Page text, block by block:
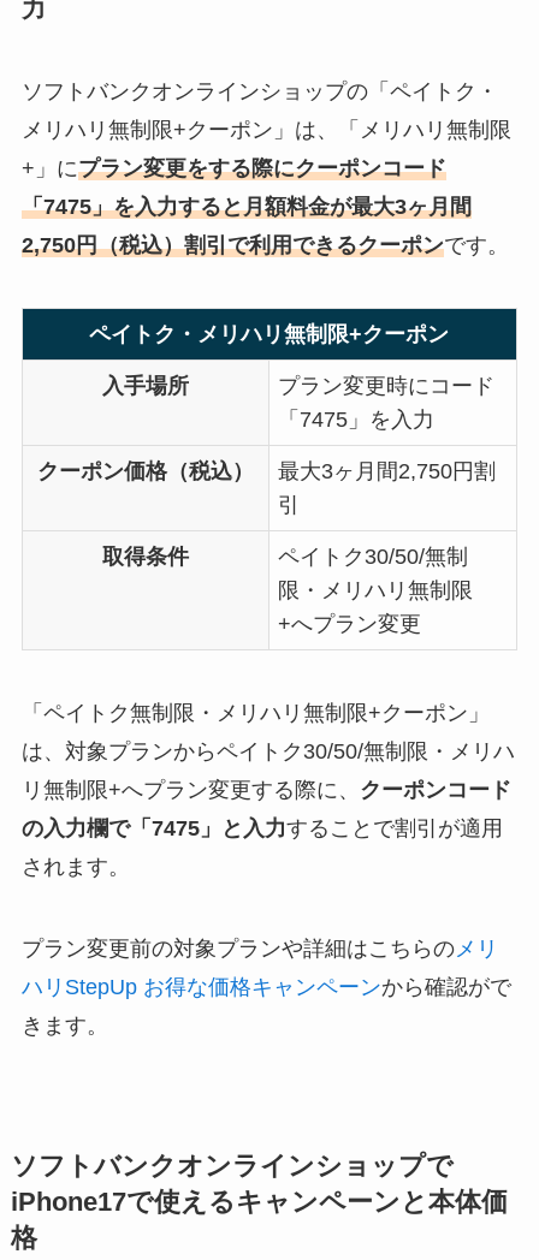
力
ソフトバンクオンラインショップの「ペイトク・
メリハリ無制限+クーポン」は、「メリハリ無制限
+」にプラン変更をする際にクーポンコード
「7475」を入力すると月額料金が最大3ヶ月間
2,750円（税込）割引で利用できるクーポンです。
ペイトク・メリハリ無制限+クーポン
入手場所
プラン変更時にコード
「7475」を入力
クーポン価格（税込）
最大3ヶ月間2,750円割
引
取得条件
ペイトク30/50/無制
限・メリハリ無制限
+へプラン変更
「ペイトク無制限・メリハリ無制限+クーポン」
は、対象プランからペイトク30/50/無制限・メリハ
リ無制限+へプラン変更する際に、 クーポンコード
の入力欄で「7475」と入力することで割引が適用
されます。
プラン変更前の対象プランや詳細はこちらのメリ
ハリStepUp お得な価格キャンペーンから確認がで
きます。
ソフトバンクオンラインショップで
iPhone17で使えるキャンペーンと本体価
格